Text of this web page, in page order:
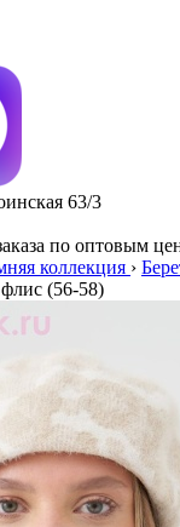
63/3
по оптовым
коллекция ›
флис (56-58)